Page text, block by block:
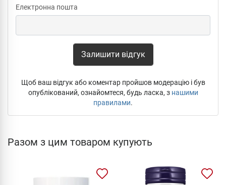
Електронна пошта
Залишити відгук
Щоб ваш відгук або коментар пройшов модерацію і був
опублікований, ознайомтеся, будь ласка, з нашими
правилами.
Разом з цим товаром купують